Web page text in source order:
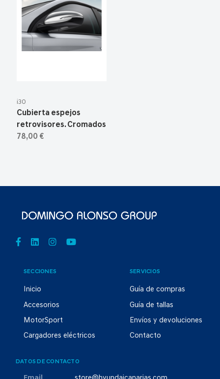
i30
Cubierta espejos
retrovisores. Cromados
78,00 €
SECCIONES
Inicio
Accesorios
MotorSport
Cargadores eléctricos
SERVICIOS
Guía de compras
Guía de tallas
Envíos y devoluciones
Contacto
DATOS DE CONTACTO